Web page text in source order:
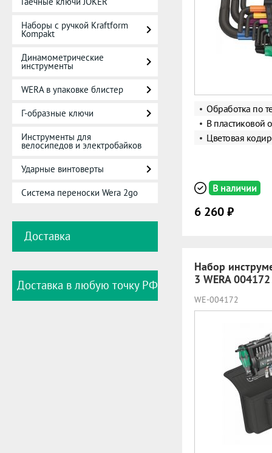
Наборы с ручкой Kraftform
Kompakt
Динамометрические
инструменты
WERA в упаковке блистер
Г-образные ключи
Инструменты для
велосипедов и электробайков
Ударные винтоверты
Система переноски Wera 2go
Доставка
Доставка в любую точку РФ
Обработка по
В пластиковой
Цветовая
В наличии
6 260 ₽
Набор
3 WERA 004172
WE-004172